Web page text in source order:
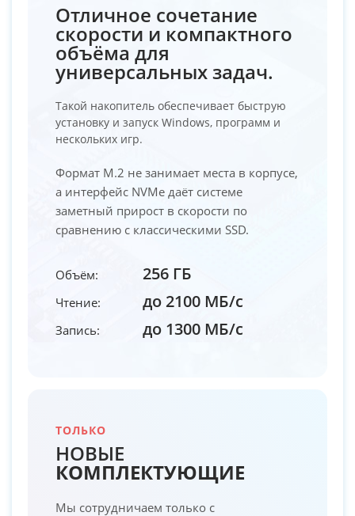
Отличное сочетание
скорости и компактного
объёма для
универсальных задач.
Такой накопитель обеспечивает быструю
установку и запуск Windows, программ и
нескольких игр.
Формат M.2 не занимает места в корпусе,
а интерфейс NVMe даёт системе
заметный прирост в скорости по
сравнению с классическими SSD.
Объём: 256 ГБ
Чтение: до 2100 МБ/с
Запись: до 1300 МБ/с
ТОЛЬКО
НОВЫЕ
КОМПЛЕКТУЮЩИЕ
Мы сотрудничаем только с